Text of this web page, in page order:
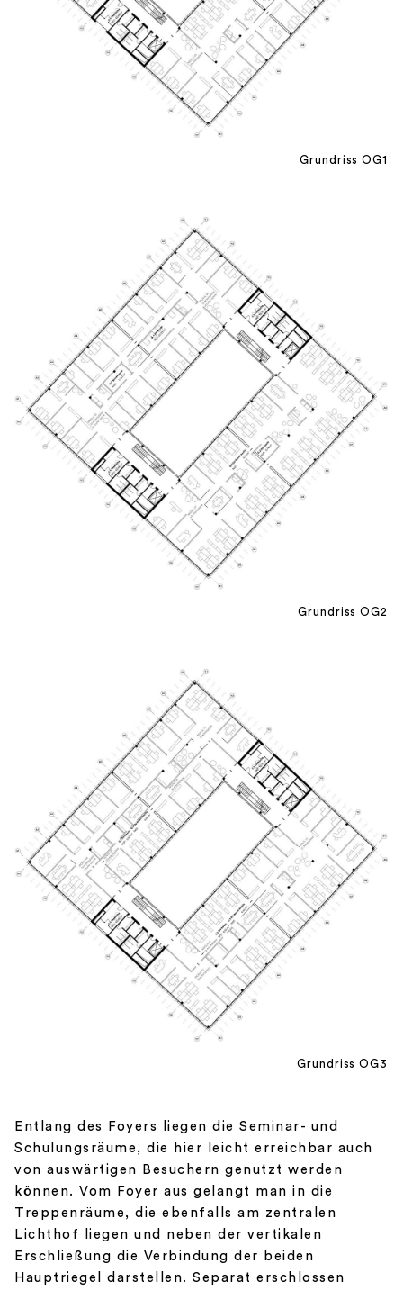
Grundriss OG1
Grundriss OG2
Grundriss OG3
Entlang des Foyers liegen die Seminar- und
Schulungsräume, die hier leicht erreichbar auch
von auswärtigen Besuchern genutzt werden
können. Vom Foyer aus gelangt man in die
Treppenräume, die ebenfalls am zentralen
Lichthof liegen und neben der vertikalen
Erschließung die Verbindung der beiden
Hauptriegel darstellen. Separat erschlossen